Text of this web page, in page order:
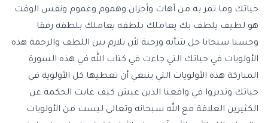
حياتك وما تمر به من آهات وأحزان وهموم وغموم ونفس الوقت
هو لطيف يلطف بك يعاملك بلطفه يعاملك بلطفه رفقا
وحسنا سبحانا جل شأنه ورحبة لأن تلازم بين اللطف والرحمة هذه
الأولويات في حياتك التي جاءت في كتاب الله في هذه السورة
المباركة هذه الأولويات التي ينبغي أن تعطيها كل الأولوية في
حياتك وتدبروا في واقعنا الذين عيش كيف غابت الحكمة عن
الكثيرين العلاقة مع الله سبحانه وتعالى ليست من الأولويات